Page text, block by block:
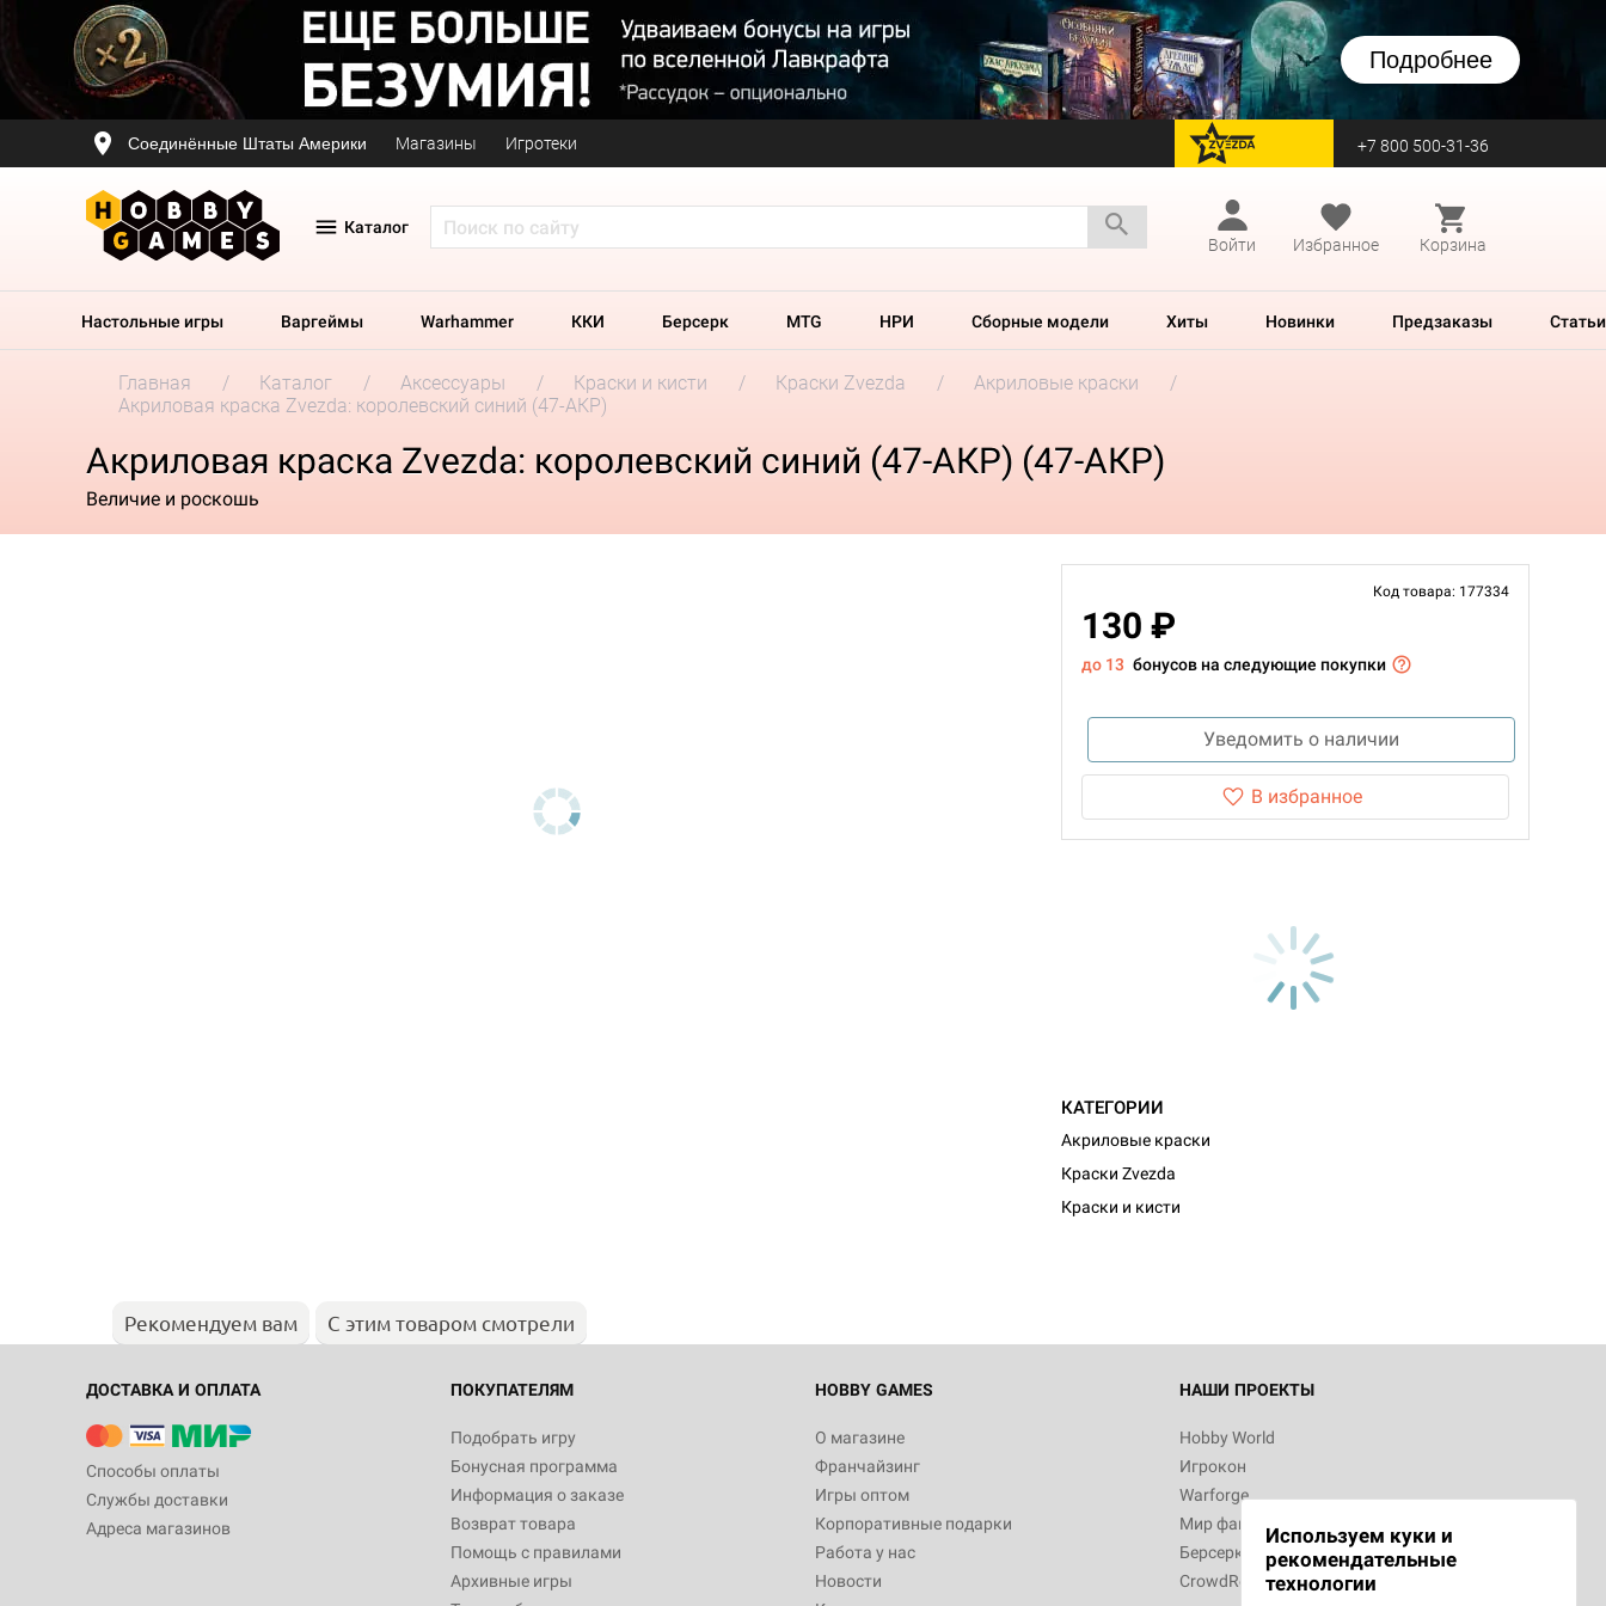
Подробнее
Соединённые Штаты Америки Магазины Игротеки перейти на Zvezda +7 800 500-31-36
Каталог
Войти
Избранное Корзина
Настольные игры Варгеймы Warhammer ККИ Берсерк MTG НРИ Сборные модели Хиты Новинки Предзаказы Статьи
Главная Каталог Аксессуары Краски и кисти Краски Zvezda
Акриловые краски
Акриловая краска Zvezda: королевский синий (47-АКР)
Акриловая краска Zvezda: королевский синий (47-АКР) (47-АКР)
Величие и роскошь
Код товара: 177334
130 ₽
до 13 бонусов на следующие покупки
Уведомить о наличии
В избранное
КАТЕГОРИИ
Акриловые краски
Краски Zvezda
Краски и кисти
Рекомендуем вам С этим товаром смотрели
ДОСТАВКА И ОПЛАТА
Способы оплаты
Службы доставки
Адреса магазинов
ПОКУПАТЕЛЯМ
Подобрать игру
Бонусная программа
Информация о заказе
Возврат товара
Помощь с правилами
Архивные игры
HOBBY GAMES
О магазине
Франчайзинг
Игры оптом
Корпоративные подарки
Работа у нас
Новости
НАШИ ПРОЕКТЫ
Hobby World
Игрокон
Warforge
Мир фантастики
Берсерк
CrowdRepublic
Используем куки и
рекомендательные
технологии